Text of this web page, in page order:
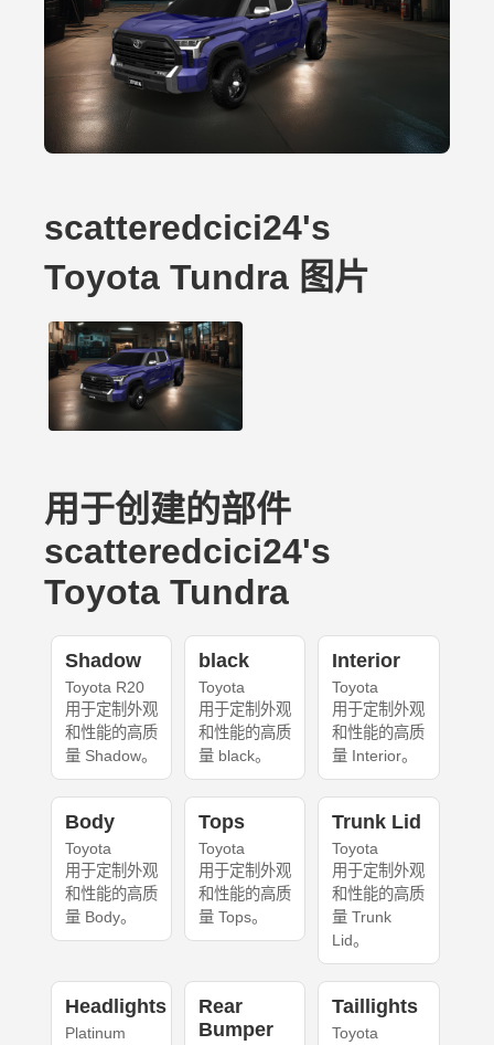
scatteredcici24's
Toyota Tundra 图片
用于创建的部件
scatteredcici24's
Toyota Tundra
Shadow
Toyota R20
用于定制外观
和性能的高质
量 Shadow。
black
Toyota
用于定制外观
和性能的高质
量 black。
Interior
Toyota
用于定制外观
和性能的高质
量 Interior。
Body
Toyota
用于定制外观
和性能的高质
量 Body。
Tops
Toyota
用于定制外观
和性能的高质
量 Tops。
Trunk Lid
Toyota
用于定制外观
和性能的高质
量 Trunk
Lid。
Headlights
Platinum
Rear
Bumper
Taillights
Toyota